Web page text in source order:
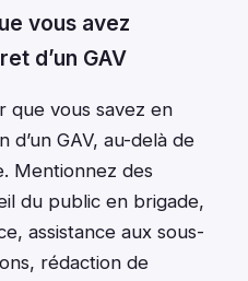
vous avez
d’un GAV
vous savez en
d’un GAV, au-delà de
Mentionnez des
du public en brigade,
assistance aux sous-
rédaction de